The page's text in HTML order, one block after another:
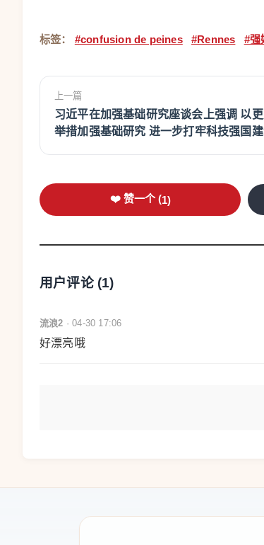
Karine并不是在第一时间得到保护。
《Signalements》，讲述多次报警、
Karine及其姑姑后来针对国家提起多
现在的问题是：为什么30年的刑
这与法国刑罚执行制度中的“刑罚合并”
定，如果一个人因不同程序被判处多
简单相加。换句话说，多项刑罚有时
此外，法国的“假释”（libération
定条件后，在监狱外继续执行剩余刑
假释期间，服刑人仍需接受法官和刑罚
标签： #confusion de peines #Rennes #强
上一篇
习近平在加强基础研究座谈会上强调 以
举措加强基础研究 进一步打牢科技强国
❤️ 赞一个 (1)
用户评论 (1)
流浪2 · 04-30 17:06
好漂亮哦